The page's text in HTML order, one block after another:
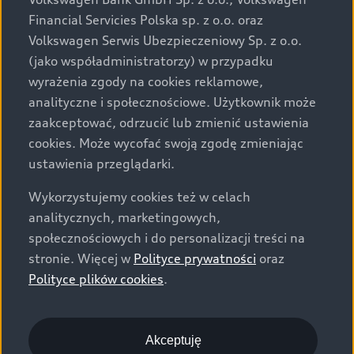
za dopłatą. Wiążące ustalenie ceny, wyposażenia i
specyfikacji pojazdu następują w umowie sprzedaży, a
określenie parametrów technicznych zawiera
świadectwo homologacji typu pojazdu. Zastrzegamy
sobie prawo do zmian i pomyłek. Wszelkie informacje
prezentowane na stronie są aktualne na dzień ich
zamieszczania. W celu uzyskania najnowszych
informacji prosimy kontaktować się z Partnerem Marki
Audi.
Wszystkie produkowane obecnie samochody marki Audi
są wykonywane z materiałów spełniających pod
względem możliwości odzysku i recyklingu wymagania
określone w normie ISO 22628 i są zgodne z
europejskimi świadectwami homologacji wydanymi wg
o.o. podlega obowiązkowi zapewnienia wszystkim
użytkownikom samochodów marki Volkswagen sieci
Financial Servicies Polska sp. z o.o. oraz
Volkswagen Serwis Ubezpieczeniowy Sp. z o.o.
(jako współadministratorzy) w przypadku
wyrażenia zgody na cookies reklamowe,
analityczne i społecznościowe. Użytkownik może
zaakceptować, odrzucić lub zmienić ustawienia
cookies. Może wycofać swoją zgodę zmieniając
ustawienia przeglądarki.
Wykorzystujemy cookies też w celach
analitycznych, marketingowych,
społecznościowych i do personalizacji treści na
stronie. Więcej w Polityce prywatności oraz
Polityce plików cookies.
Akceptuję